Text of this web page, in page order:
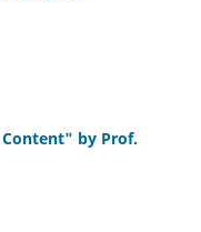
Content" by Prof.